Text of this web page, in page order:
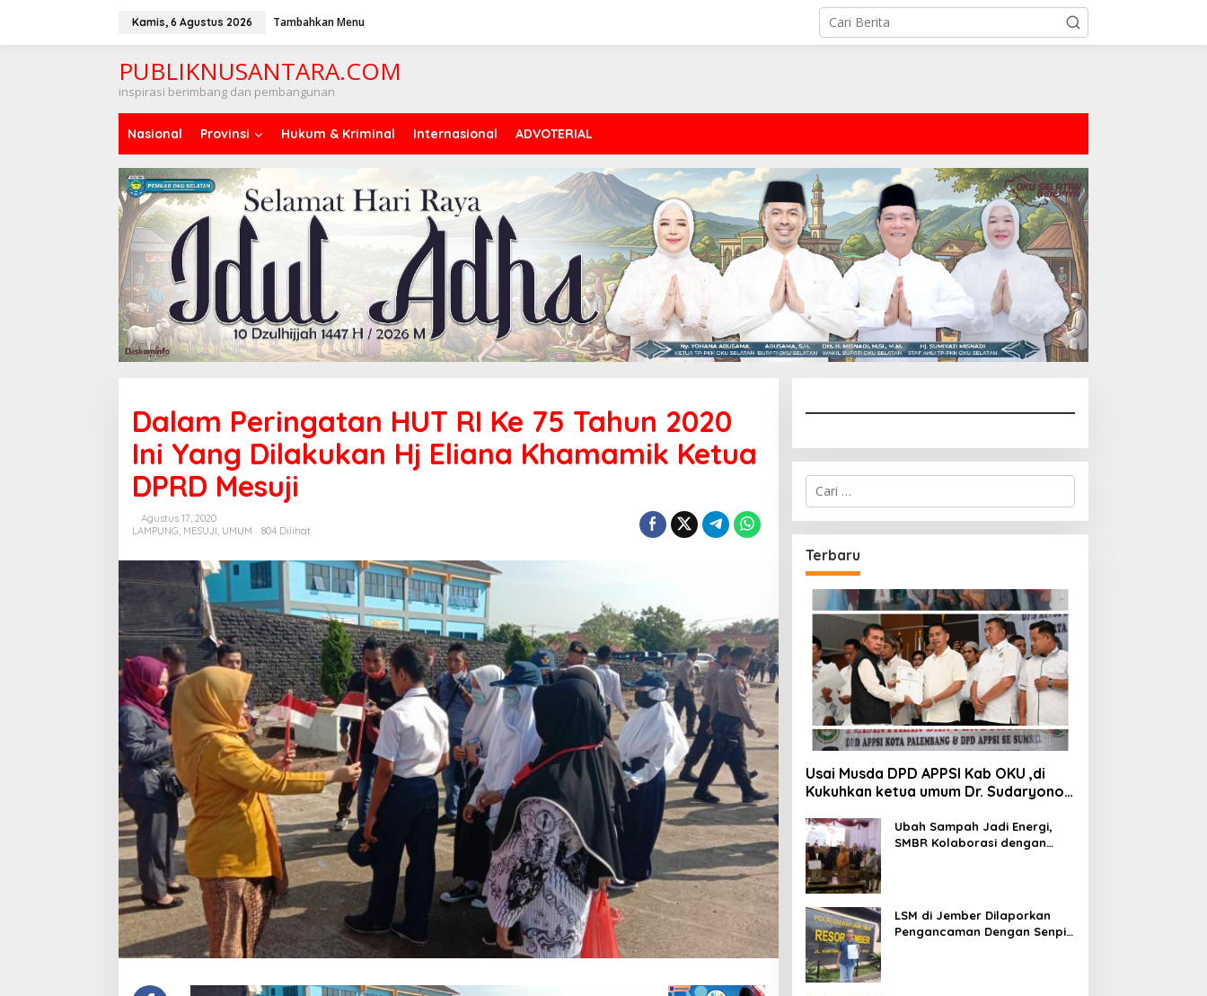
Kamis, 6 Agustus 2026 Tambahkan Menu
PUBLIKNUSANTARA.COM
inspirasi berimbang dan pembangunan
Nasional Provinsi Hukum & Kriminal Internasional ADVOTERIAL
Dalam Peringatan HUT RI Ke 75 Tahun 2020
Ini Yang Dilakukan Hj Eliana Khamamik Ketua
DPRD Mesuji
Agustus 17, 2020
LAMPUNG, MESUJI, UMUM 804 Dilihat
Cari
untuk:
Terbaru
Usai Musda DPD APPSI Kab OKU ,di
Kukuhkan ketua umum Dr. Sudaryono,
Ubah Sampah Jadi Energi,
SMBR Kolaborasi dengan
LSM di Jember Dilaporkan
Pengancaman Dengan Senpi